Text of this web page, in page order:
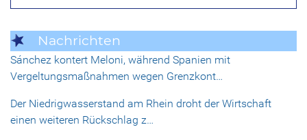
Nachrichten
Sánchez kontert Meloni, während Spanien mit
Vergeltungsmaßnahmen wegen Grenzkont…
Der Niedrigwasserstand am Rhein droht der Wirtschaft
einen weiteren Rückschlag z…